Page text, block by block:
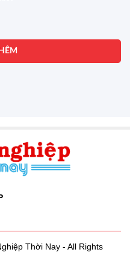
Thời Nay - All Rights